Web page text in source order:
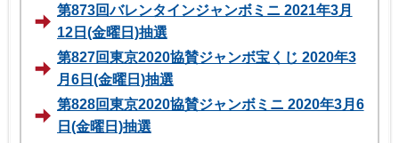
第873回バレンタインジャンボミニ 2021年3月
12日(金曜日)抽選
第827回東京2020協賛ジャンボ宝くじ 2020年3
月6日(金曜日)抽選
第828回東京2020協賛ジャンボミニ 2020年3月6
日(金曜日)抽選